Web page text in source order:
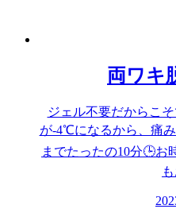
両ワキ
ジェル不要だからこ
が-4℃になるから、痛み
までたったの10分🕒お